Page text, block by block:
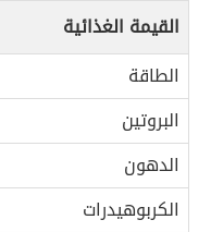
القيمة الغذائية
الطاقة
البروتين
الدهون
الكربوهيدرات